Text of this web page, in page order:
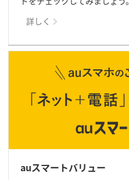
詳しく
auスマートバリュー